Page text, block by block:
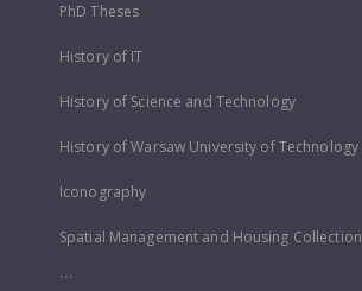
PhD Theses
History of IT
History of Science and Technology
History of Warsaw University of Technology
Iconography
Spatial Management and Housing Collection
...